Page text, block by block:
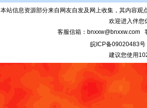
本站信息资源部分来自网友自发及网上收集，其内容
欢迎进入伴您
客服信箱：bnxxw@bnxxw.com
皖ICP备09020483号
建议您使用